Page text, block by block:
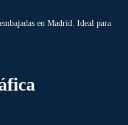
en Madrid. Ideal para